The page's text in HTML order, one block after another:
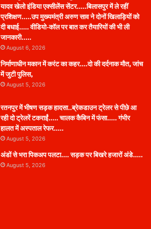
यादव खेलो इंडिया एक्सीलेंस सेंटर…..बिलासपुर में ले रहीं
प्रशिक्षण…..उप मुख्यमंत्री अरुण साव ने दोनों खिलाड़ियों को
दी बधाई….. वीडियो-कॉल पर बात कर तैयारियों की भी ली
जानकारी…..
August 6, 2026
निर्माणाधीन मकान में करंट का कहर….दो की दर्दनाक मौत, जांच
में जुटी पुलिस,
August 5, 2026
रतनपुर में भीषण सड़क हादसा..ब्रेकडाउन ट्रेलर से पीछे आ
रही दो ट्रेलरें टकराईं….. चालक कैबिन में फंसा….. गंभीर
हालत में अस्पताल रेफर…..
August 5, 2026
अंडों से भरा पिकअप पलटा…. सड़क पर बिखरे हजारों अंडे…..
August 5, 2026